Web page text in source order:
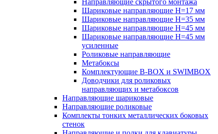
Шариковые направляющие H=17 мм
Шариковые направляющие H=35 мм
Шариковые направляющие H=45 мм
Шариковые направляющие H=45 мм
усиленные
Роликовые направляющие
Метабоксы
Комплектующие B-BOX и SWIMBOX
Доводчики для роликовых
направляющих и метабоксов
Направляющие шариковые
Направляющие роликовые
Комплекты тонких металлических боковых
стенок